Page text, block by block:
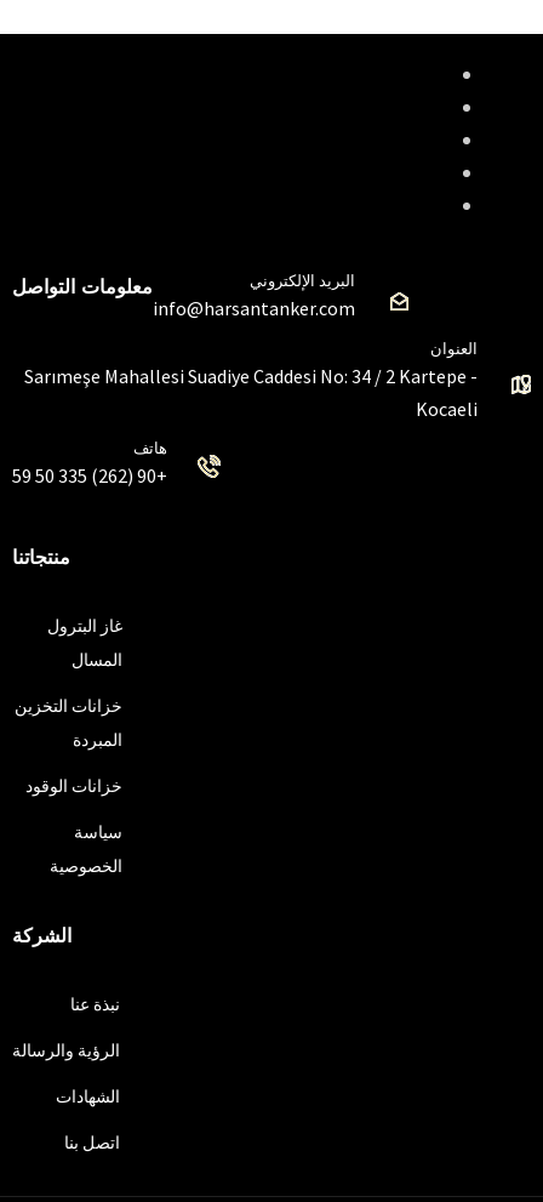
معلومات التواصل البريد الإلكتروني
info@harsantanker.com
العنوان
Sarımeşe Mahallesi Suadiye Caddesi No: 34 / 2 Kartepe -
Kocaeli
هاتف
+90 (262) 335 50 59
منتجاتنا
غاز البترول
المسال
خزانات التخزين
المبردة
خزانات الوقود
سياسة
الخصوصية
الشركة
نبذة عنا
الرؤية والرسالة
الشهادات
اتصل بنا